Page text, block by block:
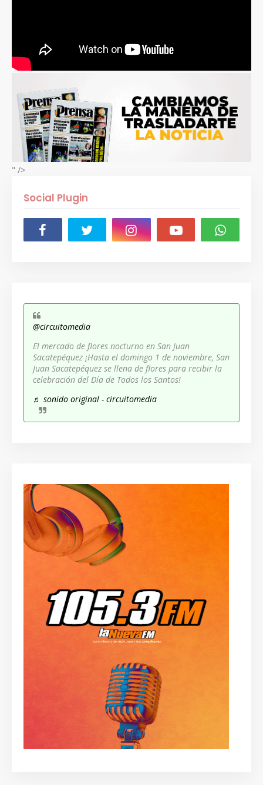
" />
Social Plugin
@circuitomedia
El mercado de flores nocturno en San Juan
Sacatepéquez ¡Hasta el domingo 1 de noviembre, San
Juan Sacatepéquez se llena de flores para recibir la
celebración del Día de Todos los Santos!
♬ sonido original - circuitomedia